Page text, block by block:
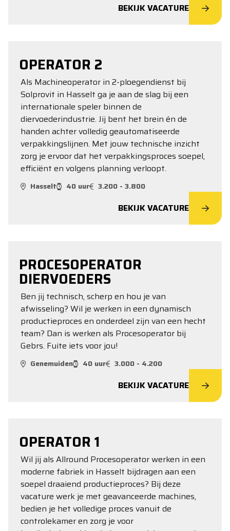
BEKIJK VACATURE
OPERATOR 2
Als Machineoperator in 2-ploegendienst bij
Solprovit in Hasselt ga je aan de slag bij een
internationale speler binnen de
diervoederindustrie. Jij bent het brein én de
handen achter volledig geautomatiseerde
verpakkingslijnen. Met jouw technische inzicht
zorg je ervoor dat het verpakkingsproces soepel,
efficiënt en volgens planning verloopt.
Hasselt 40 uur 3.200 - 3.800
BEKIJK VACATURE
PROCESOPERATOR
DIERVOEDERS
Ben jij technisch, scherp en hou je van
afwisseling? Wil je werken in een dynamisch
productieproces en onderdeel zijn van een hecht
team? Dan is werken als Procesoperator bij
Gebrs. Fuite iets voor jou!
Genemuiden 40 uur 3.000 - 4.200
BEKIJK VACATURE
OPERATOR 1
Wil jij als Allround Procesoperator werken in een
moderne fabriek in Hasselt bijdragen aan een
soepel draaiend productieproces? Bij deze
vacature werk je met geavanceerde machines,
bedien je het volledige proces vanuit de
controlekamer en zorg je voor